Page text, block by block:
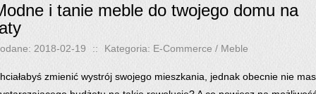
i tanie meble do twojego domu na
2018-02-19 :: Kategoria: E-Commerce / Meble
zmienić wystrój swojego mieszkania, jednak obecnie nie